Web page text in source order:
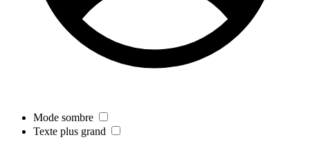
Mode sombre
Texte plus grand